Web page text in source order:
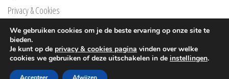
Privacy & Cookies
Privacyverklaring Klarna
Free Printables
© CopyrightKoetjes en kaartjes2026 |
We gebruiken cookies om je de beste ervaring op onze site te
bieden.
Je kunt op de privacy & cookies pagina vinden over welke
cookies we gebruiken of deze uitschakelen in de instellingen.